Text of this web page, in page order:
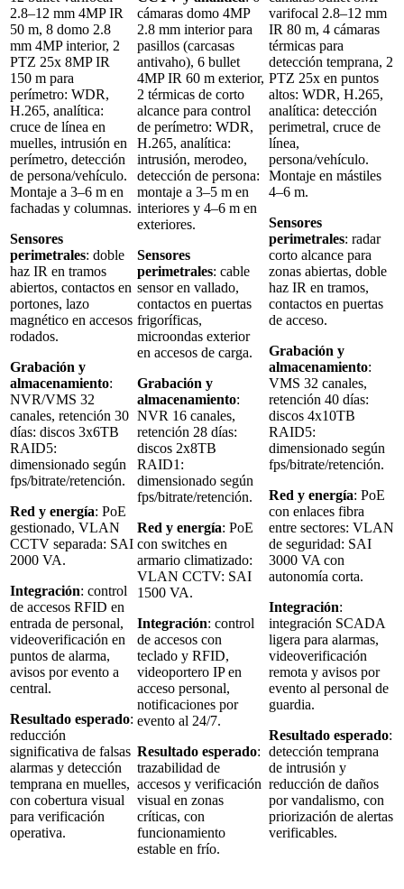
2.8–12 mm 4MP IR
50 m, 8 domo 2.8
mm 4MP interior, 2
PTZ 25x 8MP IR
150 m para
perímetro: WDR,
H.265, analítica:
cruce de línea en
muelles, intrusión en
perímetro, detección
de persona/vehículo.
Montaje a 3–6 m en
fachadas y columnas.
Sensores
perimetrales: doble
haz IR en tramos
abiertos, contactos en
portones, lazo
magnético en accesos
rodados.
Grabación y
almacenamiento:
NVR/VMS 32
canales, retención 30
días: discos 3x6TB
RAID5:
dimensionado según
fps/bitrate/retención.
Red y energía: PoE
gestionado, VLAN
CCTV separada: SAI
2000 VA.
Integración: control
de accesos RFID en
entrada de personal,
videoverificación en
puntos de alarma,
avisos por evento a
central.
Resultado esperado:
reducción
significativa de falsas
alarmas y detección
temprana en muelles,
con cobertura visual
para verificación
operativa.
cámaras domo 4MP
2.8 mm interior para
pasillos (carcasas
antivaho), 6 bullet
4MP IR 60 m exterior,
2 térmicas de corto
alcance para control
de perímetro: WDR,
H.265, analítica:
intrusión, merodeo,
detección de persona:
montaje a 3–5 m en
interiores y 4–6 m en
exteriores.
Sensores
perimetrales: cable
sensor en vallado,
contactos en puertas
frigoríficas,
microondas exterior
en accesos de carga.
Grabación y
almacenamiento:
NVR 16 canales,
retención 28 días:
discos 2x8TB
RAID1:
dimensionado según
fps/bitrate/retención.
Red y energía: PoE
con switches en
armario climatizado:
VLAN CCTV: SAI
1500 VA.
Integración: control
de accesos con
teclado y RFID,
videoportero IP en
acceso personal,
notificaciones por
evento al 24/7.
Resultado esperado:
trazabilidad de
accesos y verificación
visual en zonas
críticas, con
funcionamiento
estable en frío.
varifocal 2.8–12 mm
IR 80 m, 4 cámaras
térmicas para
detección temprana, 2
PTZ 25x en puntos
altos: WDR, H.265,
analítica: detección
perimetral, cruce de
línea,
persona/vehículo.
Montaje en mástiles
4–6 m.
Sensores
perimetrales: radar
corto alcance para
zonas abiertas, doble
haz IR en tramos,
contactos en puertas
de acceso.
Grabación y
almacenamiento:
VMS 32 canales,
retención 40 días:
discos 4x10TB
RAID5:
dimensionado según
fps/bitrate/retención.
Red y energía: PoE
con enlaces fibra
entre sectores: VLAN
de seguridad: SAI
3000 VA con
autonomía corta.
Integración:
integración SCADA
ligera para alarmas,
videoverificación
remota y avisos por
evento al personal de
guardia.
Resultado esperado:
detección temprana
de intrusión y
reducción de daños
por vandalismo, con
priorización de alertas
verificables.